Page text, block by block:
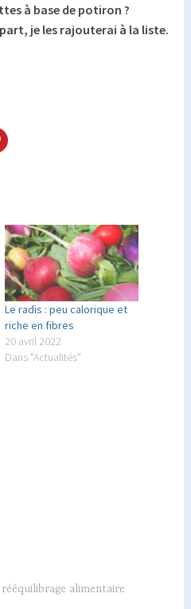
à base de potiron ?
part, je les rajouterai à la liste.
Le radis : peu calorique et
riche en fibres
20 avril 2022
Dans "Actualités"
rééquilibrage alimentaire